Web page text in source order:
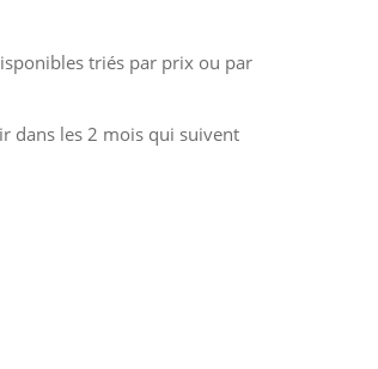
triés par prix ou par
dans les 2 mois qui suivent